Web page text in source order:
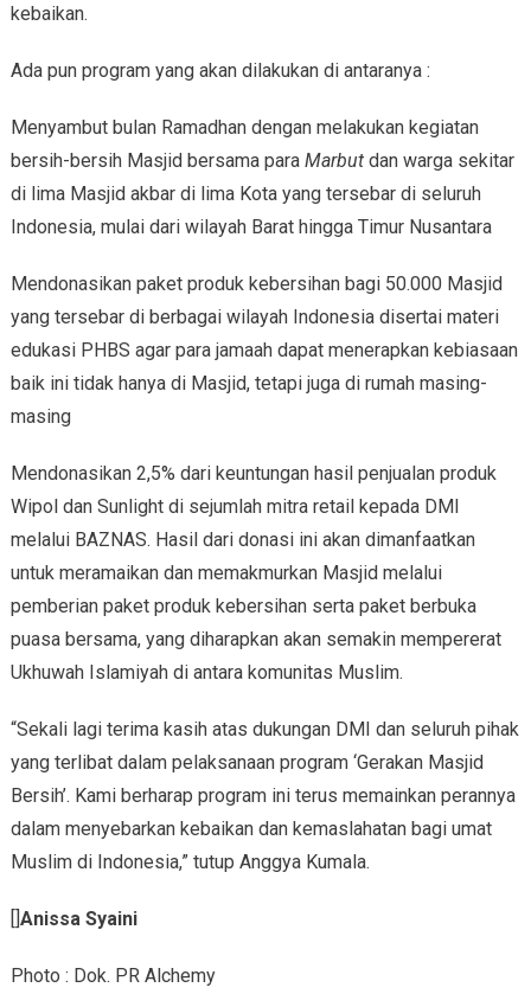
kebaikan.
Ada pun program yang akan dilakukan di antaranya :
Menyambut bulan Ramadhan dengan melakukan kegiatan
bersih-bersih Masjid bersama para Marbutdan warga sekitar
di lima Masjid akbar di lima Kota yang tersebar di seluruh
Indonesia, mulai dari wilayah Barat hingga Timur Nusantara
Mendonasikan paket produk kebersihan bagi 50.000 Masjid
yang tersebar di berbagai wilayah Indonesia disertai materi
edukasi PHBS agar para jamaah dapat menerapkan kebiasaan
baik ini tidak hanya di Masjid, tetapi juga di rumah masing-
masing
Mendonasikan 2,5% dari keuntungan hasil penjualan produk
Wipol dan Sunlight di sejumlah mitra retail kepada DMI
melalui BAZNAS. Hasil dari donasi ini akan dimanfaatkan
untuk meramaikan dan memakmurkan Masjid melalui
pemberian paket produk kebersihan serta paket berbuka
puasa bersama, yang diharapkan akan semakin mempererat
Ukhuwah Islamiyah di antara komunitas Muslim.
“Sekali lagi terima kasih atas dukungan DMI dan seluruh pihak
yang terlibat dalam pelaksanaan program ‘Gerakan Masjid
Bersih’. Kami berharap program ini terus memainkan perannya
dalam menyebarkan kebaikan dan kemaslahatan bagi umat
Muslim di Indonesia,” tutup Anggya Kumala.
[]Anissa Syaini
Photo : Dok. PR Alchemy